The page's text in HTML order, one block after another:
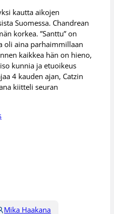
kautta aikojen
Suomessa. Chandrean
korkea. ”Santtu” on
oli aina parhaimmillaan
kaikkea hän on hieno,
kunnia ja etuoikeus
4 kauden ajan, Catzin
kiitteli seuran
Mika Haakana